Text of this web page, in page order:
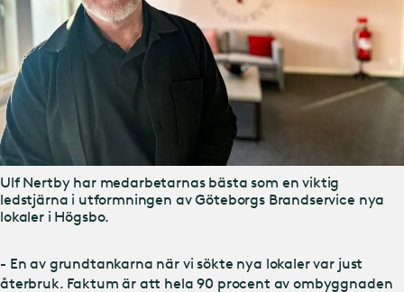
Ulf Nertby har medarbetarnas bästa som en viktig
ledstjärna i utformningen av Göteborgs Brandservice nya
lokaler i Högsbo.
- En av grundtankarna när vi sökte nya lokaler var just
återbruk. Faktum är att hela 90 procent av ombyggnaden